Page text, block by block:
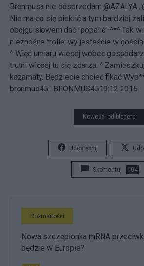
Bronmusa nie odsprzedam
Nie ma co się pieklić a tym bardziej
obojgu słowem dać "popalić" ^*^ Tak
nieznośne trolle: wy jesteście w
^ Więc umiaru wiecej wobec
trutni więcej tu się zdarza. ^
kazamaty. Będziecie chcieć fikać
bronmus45- BRONMUS4519:12 2015
Nowości od blogera
Udostępnij
Skomentuj 104
Rozmaitości
Nowa szczepionka mRNA
będzie w Europie?